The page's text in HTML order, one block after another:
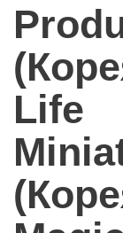
Life